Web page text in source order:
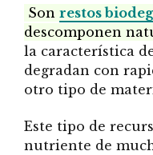
Son restos
descomponen
la característica
degradan con
otro tipo de
Este tipo de
nutriente de